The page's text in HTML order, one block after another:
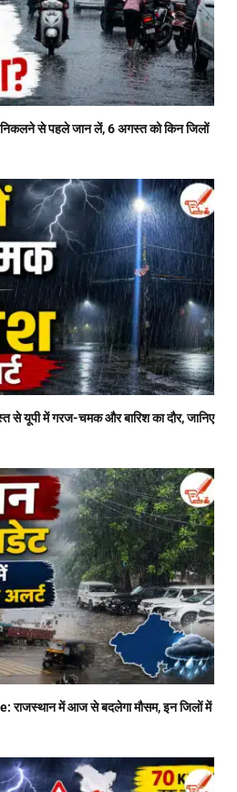
से पहले जान लें, 6 अगस्त को किन जिलों
यूपी में गरज-चमक और बारिश का दौर, जानिए
में आज से बदलेगा मौसम, इन जिलों में